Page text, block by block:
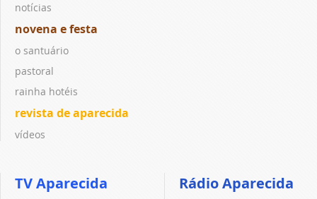
notícias
novena e festa
o santuário
pastoral
rainha hotéis
revista de aparecida
vídeos
TV Aparecida Rádio Aparecida